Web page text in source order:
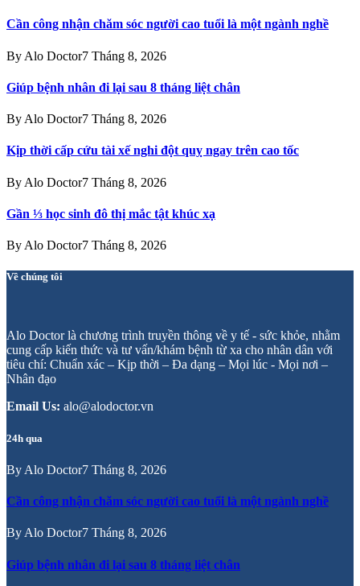
Cần công nhận chăm sóc người cao tuổi là một ngành nghề
By Alo Doctor7 Tháng 8, 2026
Giúp bệnh nhân đi lại sau 8 tháng liệt chân
By Alo Doctor7 Tháng 8, 2026
Kịp thời cấp cứu tài xế nghi đột quỵ ngay trên cao tốc
By Alo Doctor7 Tháng 8, 2026
Gần ⅓ học sinh đô thị mắc tật khúc xạ
By Alo Doctor7 Tháng 8, 2026
Về chúng tôi
Alo Doctor là chương trình truyền thông về y tế - sức khỏe, nhằm
cung cấp kiến thức và tư vấn/khám bệnh từ xa cho nhân dân với
tiêu chí: Chuẩn xác – Kịp thời – Đa dạng – Mọi lúc - Mọi nơi –
Nhân đạo
Email Us: alo@alodoctor.vn
24h qua
By Alo Doctor7 Tháng 8, 2026
Cần công nhận chăm sóc người cao tuổi là một ngành nghề
By Alo Doctor7 Tháng 8, 2026
Giúp bệnh nhân đi lại sau 8 tháng liệt chân